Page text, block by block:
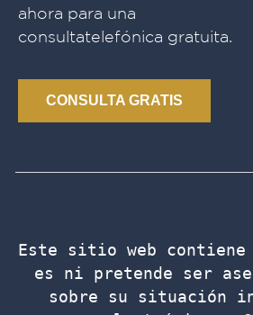
ahora para una
consultatelefónica gratuita.
CONSULTA GRATIS
Este sitio web
es ni pretende ser
sobre su situación